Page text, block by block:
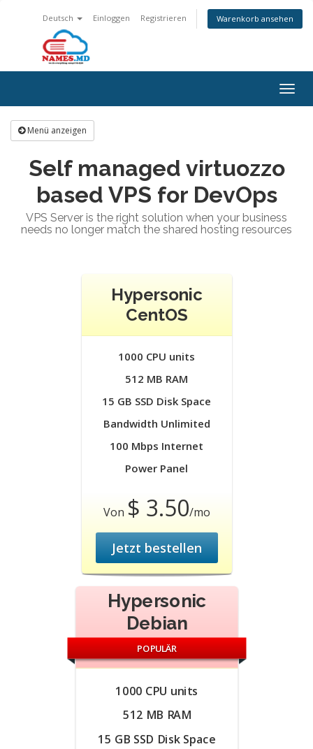
Deutsch Einloggen Registrieren Warenkorb ansehen
Menü anzeigen
Self managed virtuozzo
based VPS for DevOps
VPS Server is the right solution when your business
needs no longer match the shared hosting resources
Hypersonic
CentOS
1000 CPU units
512 MB RAM
15 GB SSD Disk Space
Bandwidth Unlimited
100 Mbps Internet
Power Panel
Von $ 3.50/mo
Jetzt bestellen
Hypersonic
Debian
POPULÄR
1000 CPU units
512 MB RAM
15 GB SSD Disk Space